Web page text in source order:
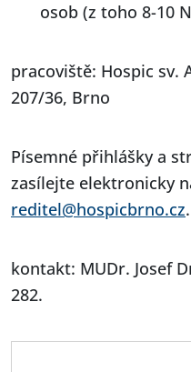
osob (z toho 8-10
pracoviště: Hospic sv.
207/36, Brno
Písemné přihlášky a
zasílejte elektronicky
reditel@hospicbrno.cz.
kontakt: MUDr. Josef
282.